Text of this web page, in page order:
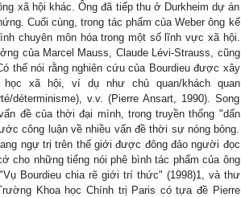
xã hội khác. Ông đã tiếp thu ở Durkheim dự án
Cuối cùng, trong tác phẩm của Weber ông kế
chuyên môn hóa trong một số lĩnh vực xã hội.
của Marcel Mauss, Claude Lévi-Strauss, cũng
thể nói rằng nghiên cứu của Bourdieu được xây
xã hội, ví dụ như chủ quan/khách quan
déterminisme), v.v. (Pierre Ansart, 1990). Song
đề của thời đại mình, trong truyền thống "dấn
công luận về nhiều vấn đề thời sự nóng bỏng.
ngự trị trên thế giới được đông đảo người đọc
cho những tiếng nói phê bình tác phẩm của ông
Bourdieu chia rẽ giới trí thức" (1998)1, và thư
Khoa học Chính trị Paris có tựa đề Pierre